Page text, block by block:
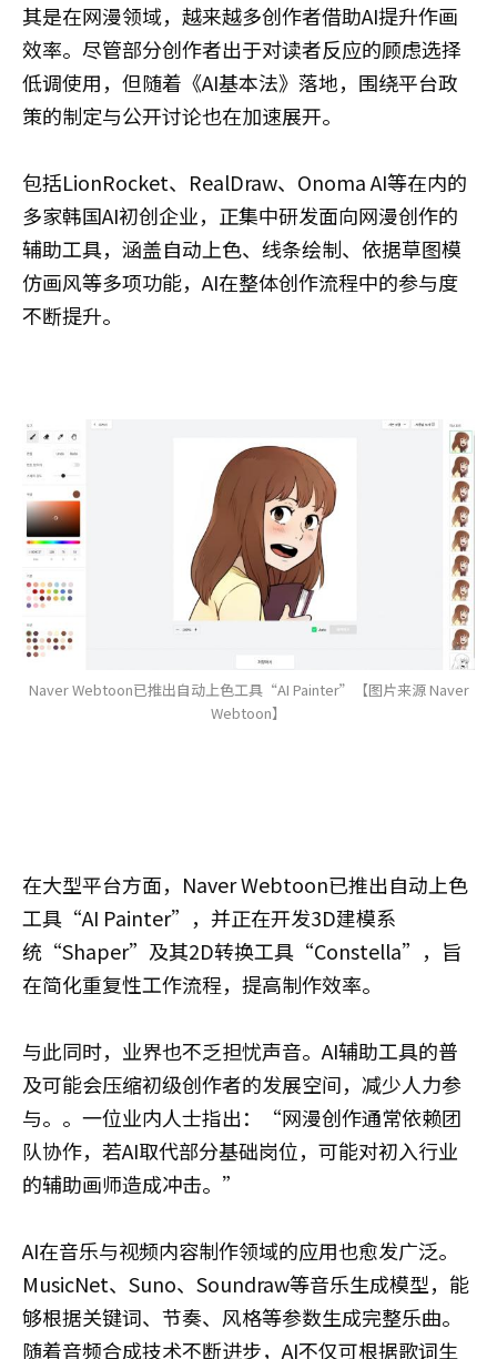
其是在网漫领域，越来越多创作者借助AI提升作画
效率。尽管部分创作者出于对读者反应的顾虑选择
低调使用，但随着《AI基本法》落地，围绕平台政
策的制定与公开讨论也在加速展开。
包括LionRocket、RealDraw、Onoma AI等在内的
多家韩国AI初创企业，正集中研发面向网漫创作的
辅助工具，涵盖自动上色、线条绘制、依据草图模
仿画风等多项功能，AI在整体创作流程中的参与度
不断提升。
Naver Webtoon已推出自动上色工具“AI Painter”【图片来源 Naver
Webtoon】
在大型平台方面，Naver Webtoon已推出自动上色
工具“AI Painter”，并正在开发3D建模系
统“Shaper”及其2D转换工具“Constella”，旨
在简化重复性工作流程，提高制作效率。
与此同时，业界也不乏担忧声音。AI辅助工具的普
及可能会压缩初级创作者的发展空间，减少人力参
与。。一位业内人士指出：“网漫创作通常依赖团
队协作，若AI取代部分基础岗位，可能对初入行业
的辅助画师造成冲击。”
AI在音乐与视频内容制作领域的应用也愈发广泛。
MusicNet、Suno、Soundraw等音乐生成模型，能
够根据关键词、节奏、风格等参数生成完整乐曲。
随着音频合成技术不断进步，AI不仅可根据歌词生